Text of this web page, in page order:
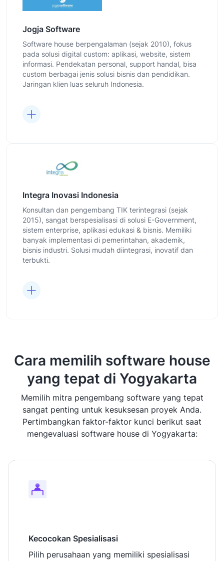
Jogja Software
Software house berpengalaman (sejak 2010), fokus
pada solusi digital custom: aplikasi, website, sistem
informasi. Pendekatan personal, support handal, bisa
custom berbagai jenis solusi bisnis dan pendidikan.
Jaringan klien luas seluruh Indonesia.
Integra Inovasi Indonesia
Konsultan dan pengembang TIK terintegrasi (sejak
2015), sangat berspesialisasi di solusi E-Government,
sistem enterprise, aplikasi edukasi & bisnis. Memiliki
banyak implementasi di pemerintahan, akademik,
bisnis industri. Solusi mudah diintegrasi, inovatif dan
terbukti.
Cara memilih software house
yang tepat di Yogyakarta
Memilih mitra pengembang software yang tepat
sangat penting untuk kesuksesan proyek Anda.
Pertimbangkan faktor-faktor kunci berikut saat
mengevaluasi software house di Yogyakarta:
Kecocokan Spesialisasi
Pilih perusahaan yang memiliki spesialisasi